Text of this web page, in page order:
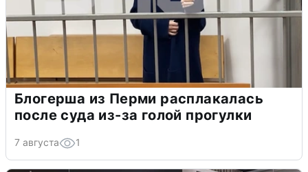
Блогерша из Перми расплакалась
после суда из-за голой прогулки
7 августа 1